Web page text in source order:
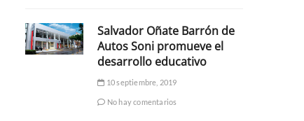
Salvador Oñate Barrón de
Autos Soni promueve el
desarrollo educativo
10 septiembre, 2019
No hay comentarios